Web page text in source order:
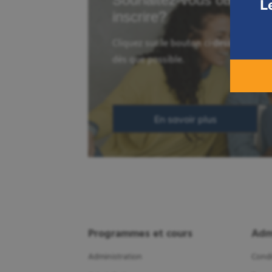
inscrire?
Cliquez sur le bouton ci-dessous et
dès que possible.
En savoir plus
Programmes et cours
Administration